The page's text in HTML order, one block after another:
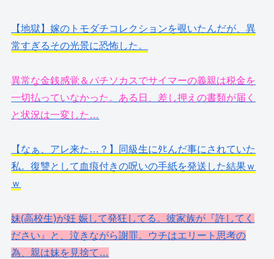
【地獄】嫁のトモダチコレクションを覗いたんだが、異
常すぎるその光景に恐怖した。
異常な金銭感覚＆パチソカスでサイマーの義親は税金を
一切払っていなかった。ある日、差し押えの書類が届く
と状況は一変した…
【なぁ、アレ来た…？】同級生にﾀﾋんだ事にされていた
私。復讐として血痕付きの呪いの手紙を発送した結果ｗ
ｗ
妹(高校生)が妊 娠して発狂してる。彼家族が『許してく
ださい』と、泣きながら謝罪。ウチはエリート思考の
為、親は妹を見捨て…